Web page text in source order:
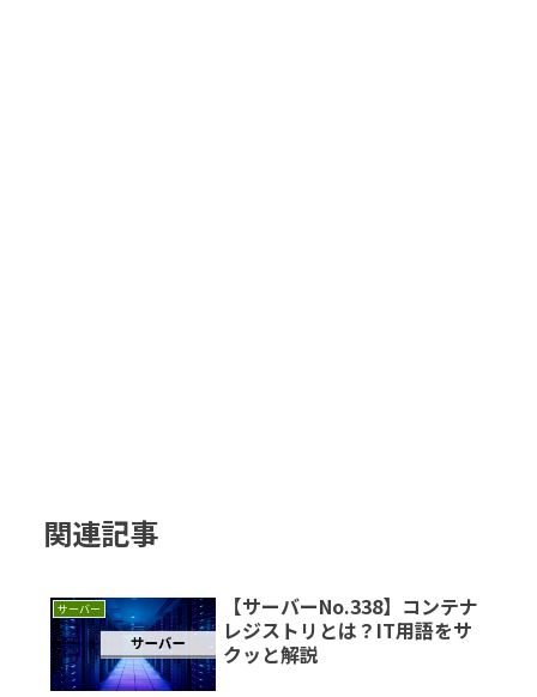
関連記事
サーバー
【サーバーNo.338】コンテナ
レジストリとは？IT用語をサ
クッと解説